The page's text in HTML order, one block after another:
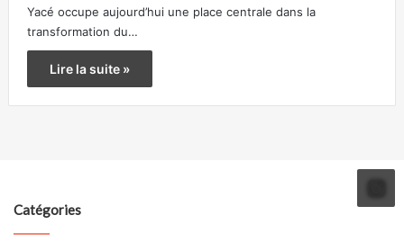
Yacé occupe aujourd’hui une place centrale dans la
transformation du…
Lire la suite »
Catégories